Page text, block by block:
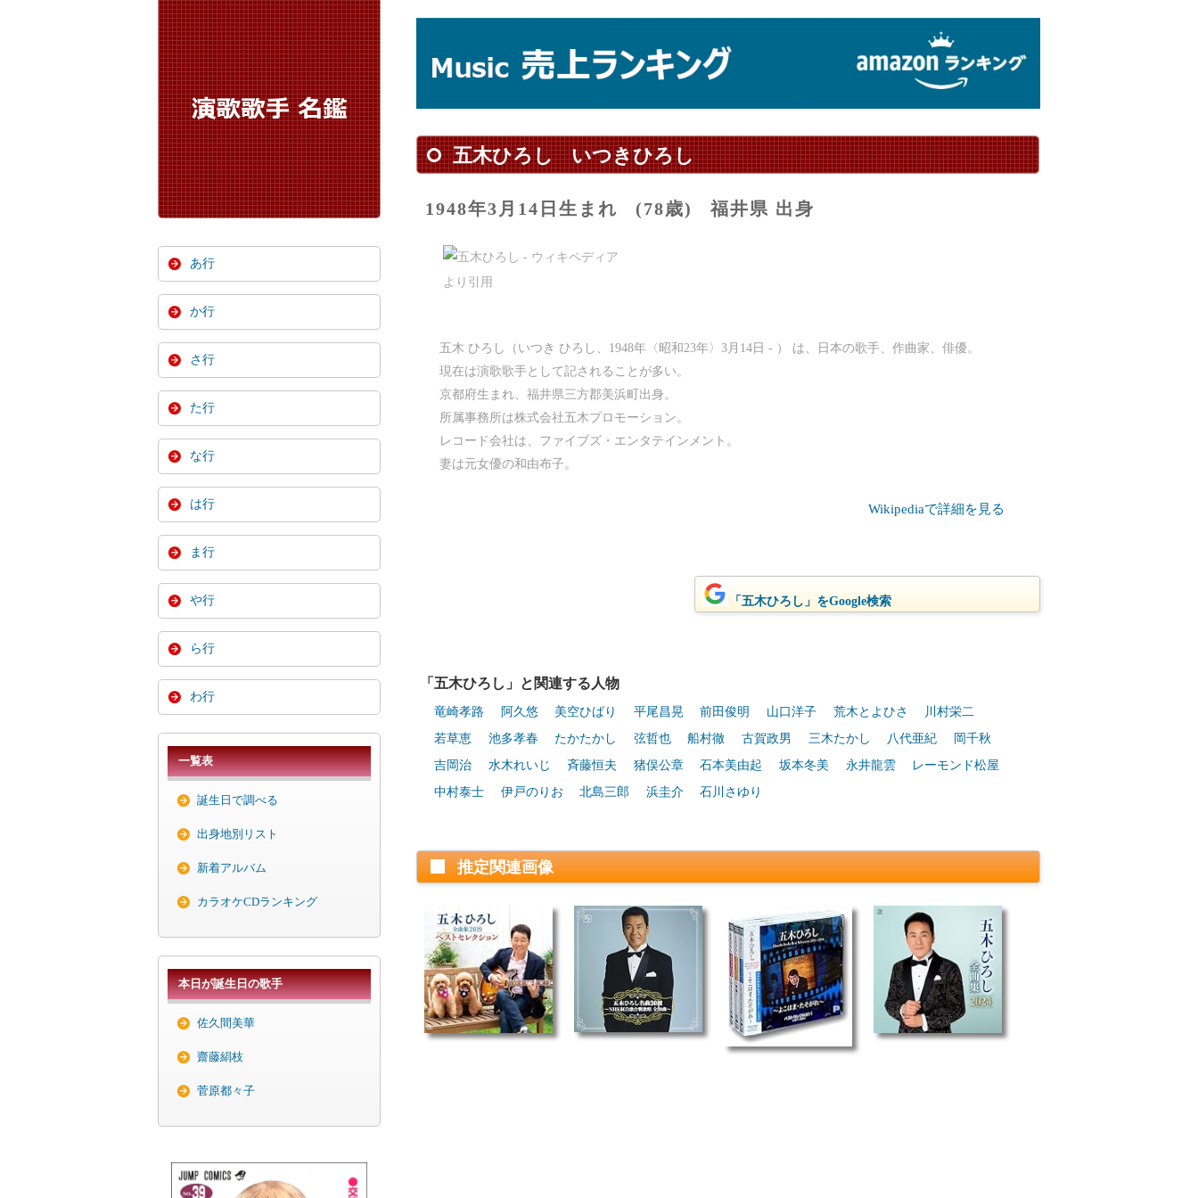
五木ひろし いつきひろし
1948年3月14日生まれ (78歳) 福井県 出身
五木 ひろし（いつき ひろし、1948年〈昭和23年〉3月14日 - ） は、日本の歌手、作曲家、俳優。
現在は演歌歌手として記されることが多い。
京都府生まれ、福井県三方郡美浜町出身。
所属事務所は株式会社五木プロモーション。
レコード会社は、ファイブズ・エンタテインメント。
妻は元女優の和由布子。
Wikipediaで詳細を見る
「五木ひろし」をGoogle検索
「五木ひろし」と関連する人物
竜崎孝路 阿久悠 美空ひばり 平尾昌晃 前田俊明 山口洋子 荒木とよひさ
川村栄二
若草恵
池多孝春 たかたかし 弦哲也 船村徹 古賀政男 三木たかし 八代亜紀
岡千秋
吉岡治
水木れいじ 斉藤恒夫 猪俣公章 石本美由起 坂本冬美 永井龍雲
レーモンド松屋
中村泰士
伊戸のりお 北島三郎 浜圭介 石川さゆり
推定関連画像
あ行
か行
さ行
た行
な行
は行
ま行
や行
ら行
わ行
一覧表
誕生日で調べる
出身地別リスト
新着アルバム
カラオケCDランキング
本日が誕生日の歌手
佐久間美華
齋藤絹枝
菅原都々子